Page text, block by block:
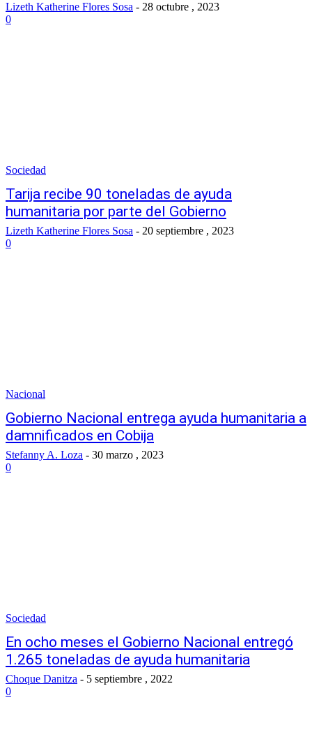
Lizeth Katherine Flores Sosa - 28 octubre , 2023
0
Sociedad
Tarija recibe 90 toneladas de ayuda
humanitaria por parte del Gobierno
Lizeth Katherine Flores Sosa - 20 septiembre , 2023
0
Nacional
Gobierno Nacional entrega ayuda humanitaria a
damnificados en Cobija
Stefanny A. Loza - 30 marzo , 2023
0
Sociedad
En ocho meses el Gobierno Nacional entregó
1.265 toneladas de ayuda humanitaria
Choque Danitza - 5 septiembre , 2022
0